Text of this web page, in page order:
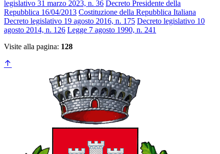
legislativo 31 marzo 2023, n. 36 Decreto Presidente della
Repubblica 16/04/2013 Costituzione della Repubblica Italiana
Decreto legislativo 19 agosto 2016, n. 175 Decreto legislativo 10
agosto 2014, n. 126 Legge 7 agosto 1990, n. 241
Visite alla pagina: 128